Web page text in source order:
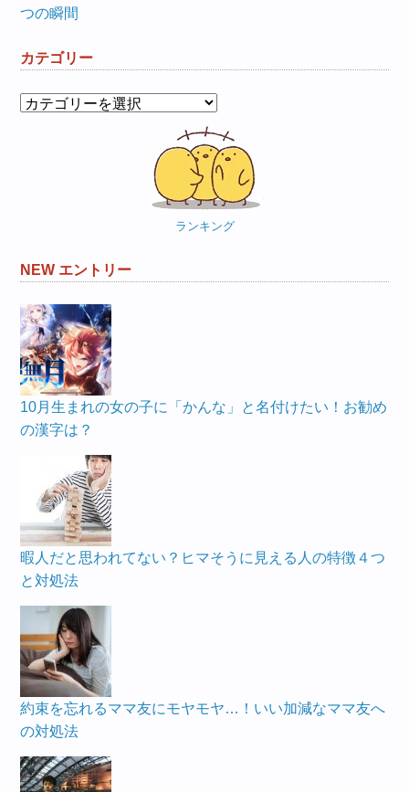
つの瞬間
カテゴリー
カ
ランキング
NEW エントリー
10月生まれの女の子に「かんな」と名付けたい！お勧め
の漢字は？
暇人だと思われてない？ヒマそうに見える人の特徴４つ
と対処法
約束を忘れるママ友にモヤモヤ…！いい加減なママ友へ
の対処法